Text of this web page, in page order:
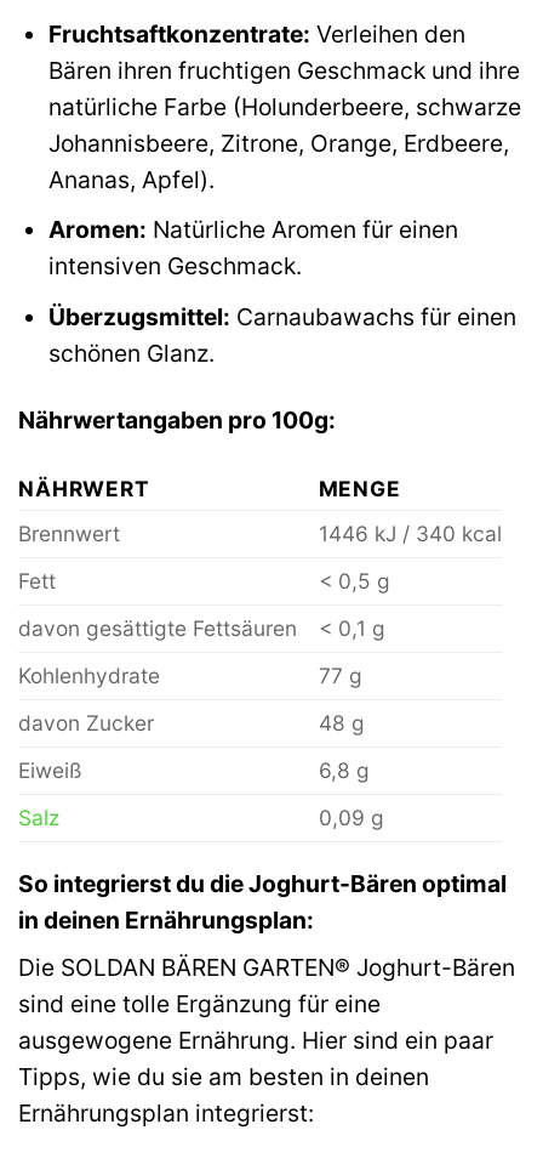
Fruchtsaftkonzentrate: Verleihen den
Bären ihren fruchtigen Geschmack und ihre
natürliche Farbe (Holunderbeere, schwarze
Johannisbeere, Zitrone, Orange, Erdbeere,
Ananas, Apfel).
Aromen: Natürliche Aromen für einen
intensiven Geschmack.
Überzugsmittel: Carnaubawachs für einen
schönen Glanz.
Nährwertangaben pro 100g:
NÄHRWERT
MENGE
Brennwert
1446 kJ / 340 kcal
Fett
< 0,5 g
davon gesättigte Fettsäuren
< 0,1 g
Kohlenhydrate
77 g
davon Zucker
48 g
Eiweiß
6,8 g
Salz
0,09 g
So integrierst du die Joghurt-Bären optimal
in deinen Ernährungsplan:
Die SOLDAN BÄREN GARTEN® Joghurt-Bären
sind eine tolle Ergänzung für eine
ausgewogene Ernährung. Hier sind ein paar
Tipps, wie du sie am besten in deinen
Ernährungsplan integrierst: